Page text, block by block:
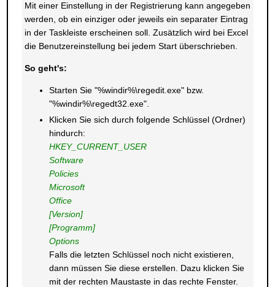
Mit einer Einstellung in der Registrierung kann angegeben
werden, ob ein einziger oder jeweils ein separater Eintrag
in der Taskleiste erscheinen soll. Zusätzlich wird bei Excel
die Benutzereinstellung bei jedem Start überschrieben.
So geht's:
Starten Sie "%windir%\regedit.exe" bzw.
"%windir%\regedt32.exe".
Klicken Sie sich durch folgende Schlüssel (Ordner)
hindurch:
HKEY_CURRENT_USER
Software
Policies
Microsoft
Office
[Version]
[Programm]
Options
Falls die letzten Schlüssel noch nicht existieren,
dann müssen Sie diese erstellen. Dazu klicken Sie
mit der rechten Maustaste in das rechte Fenster.